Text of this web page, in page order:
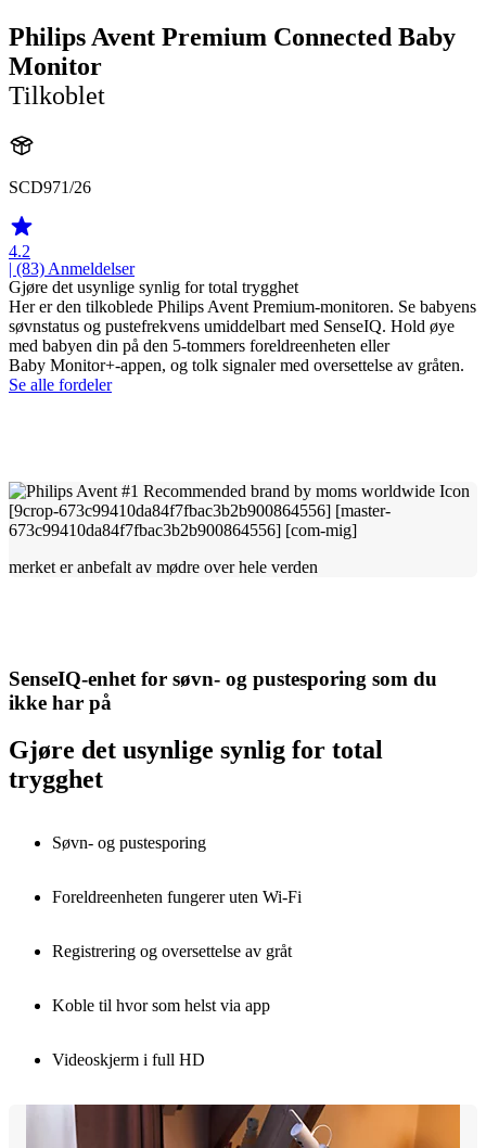
Philips Avent Premium Connected Baby
Monitor
Tilkoblet
SCD971/26
4.2
| (83) Anmeldelser
Gjøre det usynlige synlig for total trygghet
Her er den tilkoblede Philips Avent Premium-monitoren. Se babyens
søvnstatus og pustefrekvens umiddelbart med SenseIQ. Hold øye
med babyen din på den 5-tommers foreldreenheten eller
Baby Monitor+-appen, og tolk signaler med oversettelse av gråten.
Se alle fordeler
merket er anbefalt av mødre over hele verden
SenseIQ-enhet for søvn- og pustesporing som du
ikke har på
Gjøre det usynlige synlig for total
trygghet
Søvn- og pustesporing
Foreldreenheten fungerer uten Wi-Fi
Registrering og oversettelse av gråt
Koble til hvor som helst via app
Videoskjerm i full HD